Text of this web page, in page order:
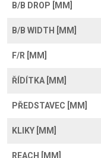
B/B DROP [MM]
B/B WIDTH [MM]
F/R [MM]
ŘÍDÍTKA [MM]
PŘEDSTAVEC [MM]
KLIKY [MM]
REACH [MM]